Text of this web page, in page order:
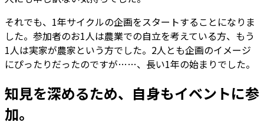
それでも、1年サイクルの企画をスタートすることになりま
した。参加者のお1人は農業での自立を考えている方、もう
1人は実家が農家という方でした。2人とも企画のイメージ
にぴったりだったのですが……、長い1年の始まりでした。
知見を深めるため、自身もイベントに参
加。